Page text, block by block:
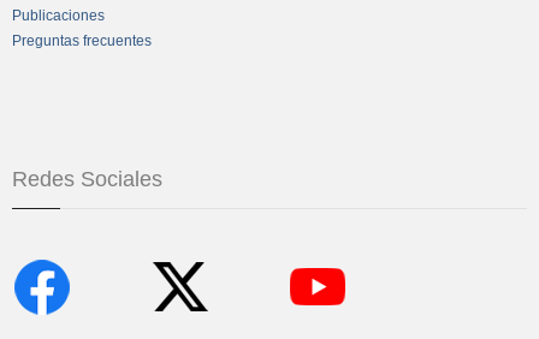
Publicaciones
Preguntas frecuentes
Redes Sociales